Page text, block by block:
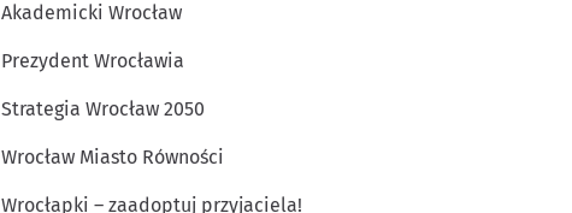
Akademicki Wrocław
Prezydent Wrocławia
Strategia Wrocław 2050
Wrocław Miasto Równości
Wrocłapki – zaadoptuj przyjaciela!